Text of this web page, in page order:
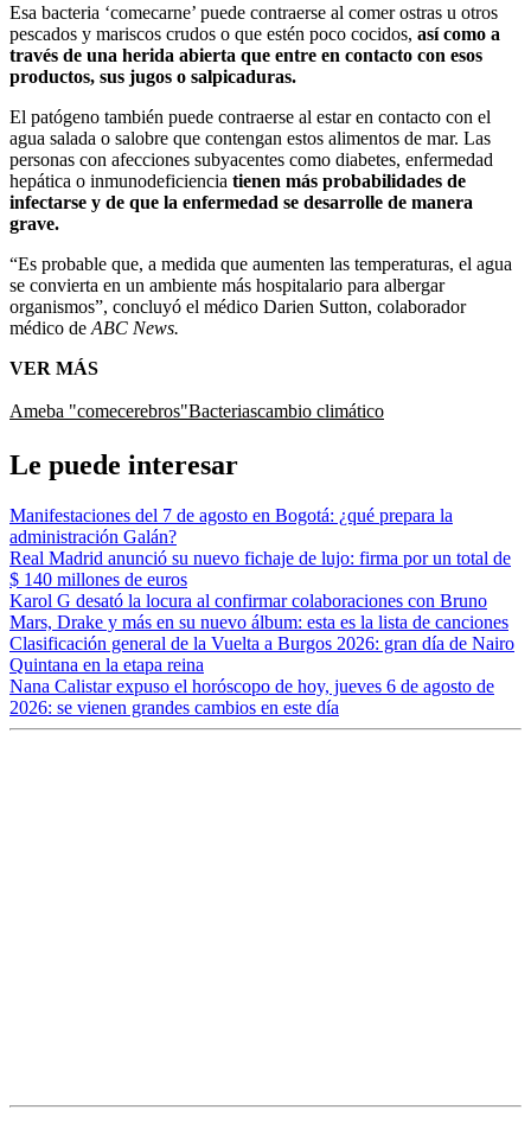
Esa bacteria ‘comecarne’ puede contraerse al comer ostras u otros
pescados y mariscos crudos o que estén poco cocidos, así como a
través de una herida abierta que entre en contacto con esos
productos, sus jugos o salpicaduras.
El patógeno también puede contraerse al estar en contacto con el
agua salada o salobre que contengan estos alimentos de mar. Las
personas con afecciones subyacentes como diabetes, enfermedad
hepática o inmunodeficiencia tienen más probabilidades de
infectarse y de que la enfermedad se desarrolle de manera
grave.
“Es probable que, a medida que aumenten las temperaturas, el agua
se convierta en un ambiente más hospitalario para albergar
organismos”, concluyó el médico Darien Sutton, colaborador
médico de ABC News.
VER MÁS
Ameba "comecerebros"Bacteriascambio climático
Le puede interesar
Manifestaciones del 7 de agosto en Bogotá: ¿qué prepara la
administración Galán?
Real Madrid anunció su nuevo fichaje de lujo: firma por un total de
$ 140 millones de euros
Karol G desató la locura al confirmar colaboraciones con Bruno
Mars, Drake y más en su nuevo álbum: esta es la lista de canciones
Clasificación general de la Vuelta a Burgos 2026: gran día de Nairo
Quintana en la etapa reina
Nana Calistar expuso el horóscopo de hoy, jueves 6 de agosto de
2026: se vienen grandes cambios en este día